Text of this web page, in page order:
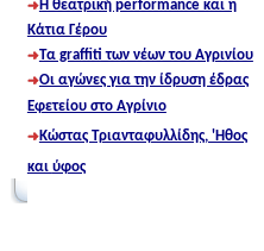
Η θεατρική performance και η
Κάτια Γέρoυ
Tα graffiti των νέων του Αγρινίου
Οι αγώνες για την ίδρυση έδρας
Εφετείου στο Αγρίνιο
Κώστας Τριανταφυλλίδης, 'Ηθος
και ύφος